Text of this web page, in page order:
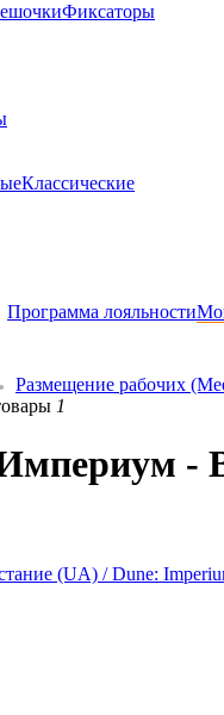
Фиксаторы
Классические
Программа лояльности
Размещение рабочих
1
-